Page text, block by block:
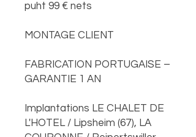
puht 99 € nets
MONTAGE CLIENT
FABRICATION PORTUGAISE –
GARANTIE 1 AN
Implantations LE CHALET DE
L'HOTEL / Lipsheim (67), LA